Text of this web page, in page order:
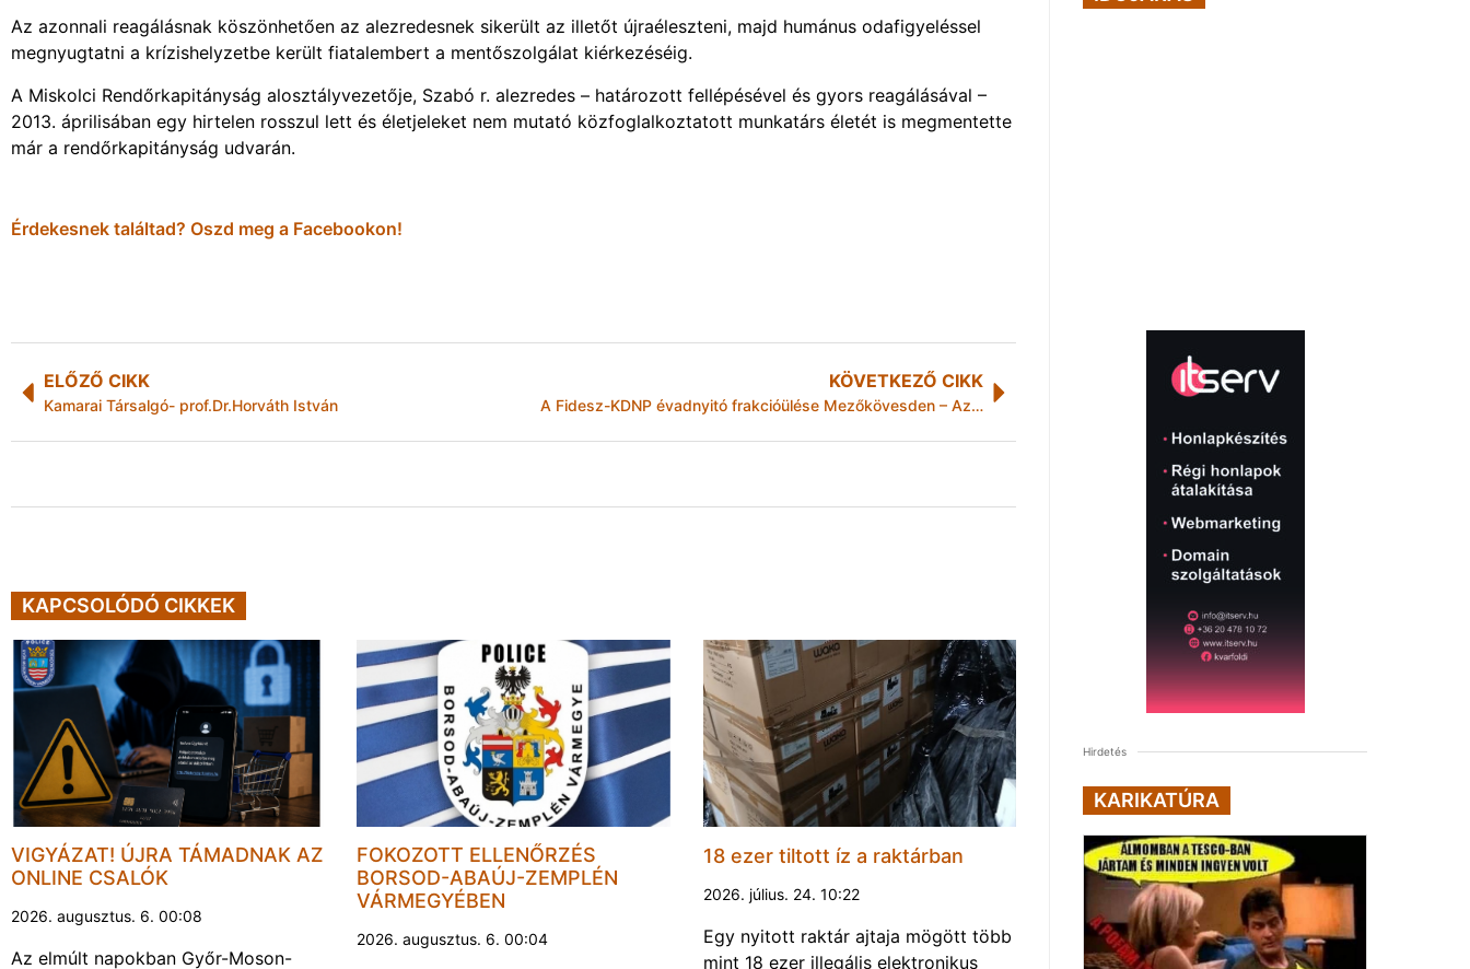
Az azonnali reagálásnak köszönhetően az alezredesnek sikerült az illetőt újraéleszteni, majd humánus odafigyeléssel
megnyugtatni a krízishelyzetbe került fiatalembert a mentőszolgálat kiérkezéséig.
A Miskolci Rendőrkapitányság alosztályvezetője, Szabó r. alezredes – határozott fellépésével és gyors reagálásával –
2013. áprilisában egy hirtelen rosszul lett és életjeleket nem mutató közfoglalkoztatott munkatárs életét is megmentette
már a rendőrkapitányság udvarán.
Érdekesnek találtad? Oszd meg a Facebookon!
ELŐZŐ CIKK
Kamarai Társalgó- prof.Dr.Horváth István
KÖVETKEZŐ CIKK
A Fidesz-KDNP évadnyitó frakcióülése Mezőkövesden – Az Együtt demonstrációja
KAPCSOLÓDÓ CIKKEK
VIGYÁZAT! ÚJRA TÁMADNAK AZ
ONLINE CSALÓK
2026. augusztus. 6. 00:08
Az elmúlt napokban Győr-Moson-
FOKOZOTT ELLENŐRZÉS
BORSOD-ABAÚJ-ZEMPLÉN
VÁRMEGYÉBEN
2026. augusztus. 6. 00:04
18 ezer tiltott íz a raktárban
2026. július. 24. 10:22
Egy nyitott raktár ajtaja mögött több
mint 18 ezer illegális elektronikus
Hirdetés
KARIKATÚRA